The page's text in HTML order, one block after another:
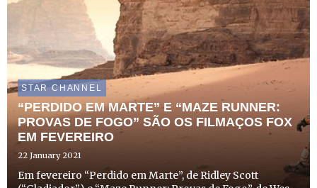
STAR CHANNEL
“PERDIDO EM MARTE” E “MAZE RUNNER:
PROVAS DE FOGO” SÃO OS FILMAÇOS FOX
EM FEVEREIRO
22 January 2021
Em fevereiro “Perdido em Marte”, de Ridley Scott